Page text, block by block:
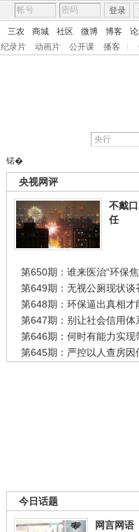
登录
三农 商城 社区 微博 博客
纪录片 动画片 公开课 播客
锘�
央视网评
不戴
任
第650期：谁来医治“环保
第649期：无视公厕现状谈
第648期：环保逼出真相才
第647期：别让社会信用体
第646期：何时有能力实现
第645期：严控以人查房因
今日话题
网言网语